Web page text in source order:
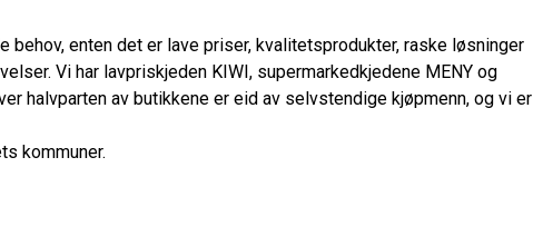
behov, enten det er lave priser, kvalitetsprodukter, raske løsninger
Vi har lavpriskjeden KIWI, supermarkedkjedene MENY og
halvparten av butikkene er eid av selvstendige kjøpmenn, og vi er
kommuner.